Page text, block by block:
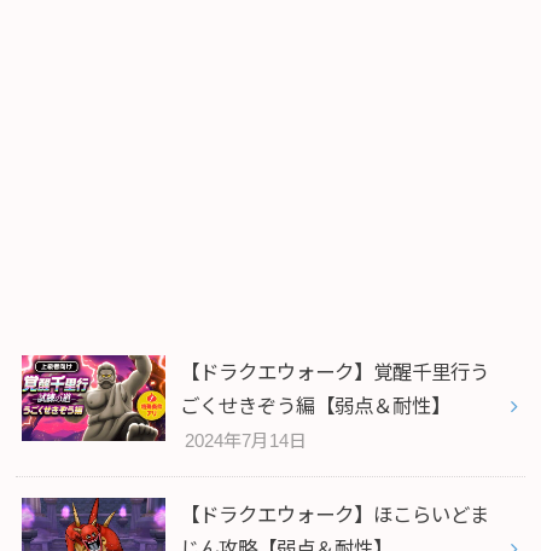
【ドラクエウォーク】覚醒千里行う
ごくせきぞう編【弱点＆耐性】
2024年7月14日
【ドラクエウォーク】ほこらいどま